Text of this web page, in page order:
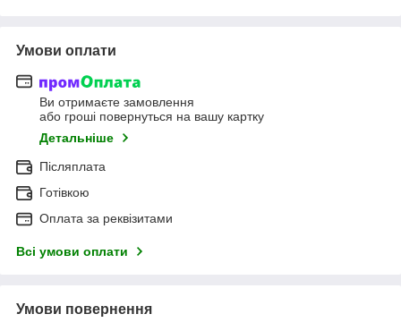
Умови оплати
Ви отримаєте замовлення
або гроші повернуться на вашу картку
Детальніше
Післяплата
Готівкою
Оплата за реквізитами
Всі умови оплати
Умови повернення